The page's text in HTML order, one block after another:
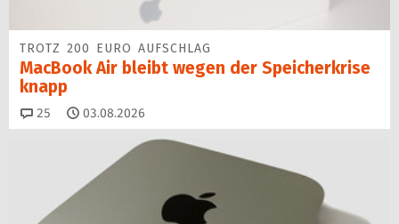
TROTZ 200 EURO AUFSCHLAG
MacBook Air bleibt wegen der Speicherkrise
knapp
25 Kommentare
03.08.2026